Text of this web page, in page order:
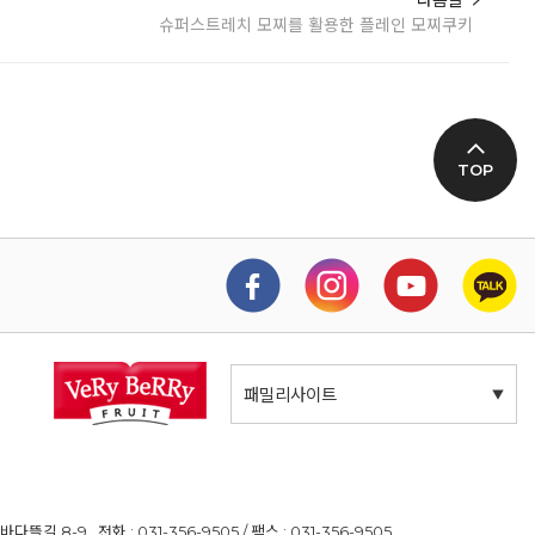
슈퍼스트레치 모찌를 활용한 플레인 모찌쿠키
TOP
패밀리사이트